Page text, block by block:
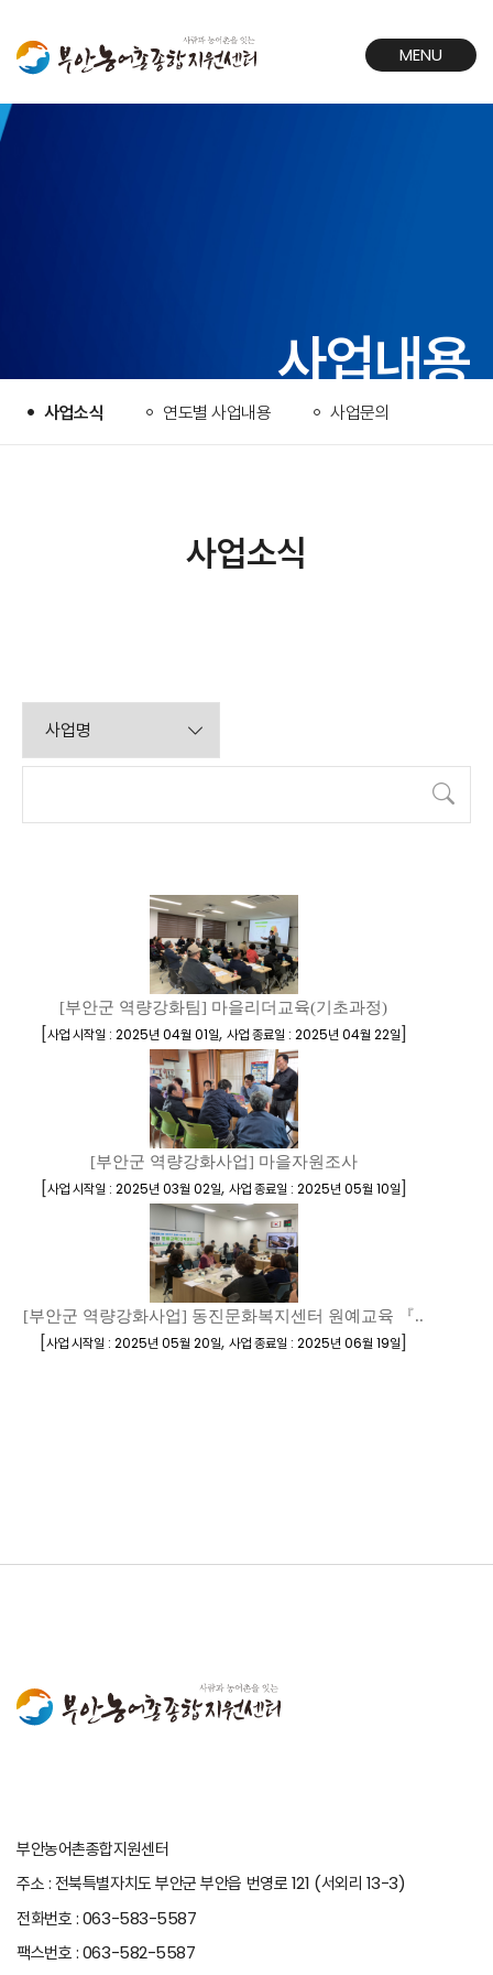
MENU
사업내용
사업소식 연도별 사업내용 사업문의
사업소식
검색
[부안군 역량강화팀] 마을리더교육(기초과정)
[사업 시작일 : 2025년 04월 01일, 사업 종료일 : 2025년 04월 22일]
[부안군 역량강화사업] 마을자원조사
[사업 시작일 : 2025년 03월 02일, 사업 종료일 : 2025년 05월 10일]
[부안군 역량강화사업] 동진문화복지센터 원예교육 『..
[사업 시작일 : 2025년 05월 20일, 사업 종료일 : 2025년 06월 19일]
부안농어촌종합지원센터
주소 : 전북특별자치도 부안군 부안읍 번영로 121 (서외리 13-3)
전화번호 : 063-583-5587
팩스번호 : 063-582-5587